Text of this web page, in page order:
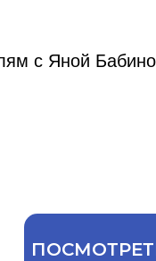
с Яной